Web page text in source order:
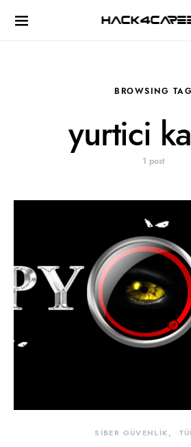
BROWSING TAG
yurtici
1 post
SİBER GÜVENLİK